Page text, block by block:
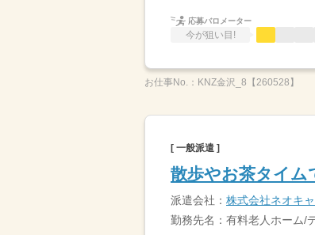
応募バロメーター
今が狙い目!
お仕事No.： KNZ金沢_8【260528】
[ 一般派遣 ]
散歩やお茶タイム
派遣会社： 株式会社ネオキ
勤務先名：有料老人ホーム/